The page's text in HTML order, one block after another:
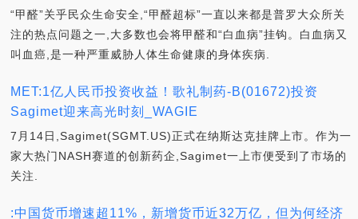
“甲醛”关乎民众生命安全,“甲醛超标”一直以来都是普罗大众所关
注的热点问题之一,大多数也会将甲醛和“白血病”挂钩。白血病又
叫血癌,是一种严重威胁人体生命健康的身体疾病.
MET:1亿人民币投资收益！歌礼制药-B(01672)投资
Sagimet迎来高光时刻_WAGIE
7月14日,Sagimet(SGMT.US)正式在纳斯达克挂牌上市。作为一
家大热门NASH赛道的创新药企,Sagimet一上市便受到了市场的
关注.
:中国货币增速超11%，新增货币近32万亿，但为何经济